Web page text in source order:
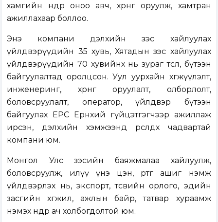
хамгийн өндөр оноо авч, хөрөнгө оруулж, хамтран
ажиллахаар боллоо.
Энэ компани дэлхийн зэс хайлуулах
үйлдвэрүүдийн 35 хувь, Хятадын зэс хайлуулах
үйлдвэрүүдийн 70 хувийнх нь зураг төсөл, бүтээн
байгуулалтад оролцсон. Уул уурхайн хөгжүүлэлт,
инженеринг, хөрөнгө оруулалт, олборлолт,
боловсруулалт, оператор, үйлдвэр бүтээн
байгуулах EPC Ерөнхий гүйцэтгэгчээр ажиллаж
ирсэн, дэлхийн хэмжээнд өрсөлдөх чадвартай
компани юм.
Монгол Улс зэсийн баяжмалаа хайлуулж,
боловсруулж, илүү үнэ цэн, өртөг ашиг нэмж
үйлдвэрлэх нь, экспорт, төсвийн орлого, эдийн
засгийн хөгжил, ажлын байр, татвар хураамж
нэмэх өндөр ач холбогдолтой юм.